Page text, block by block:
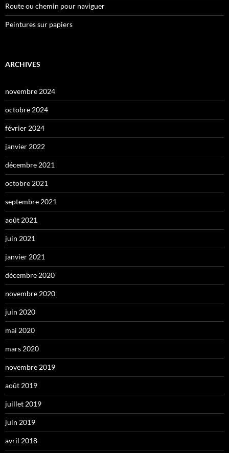
Route ou chemin pour naviguer
Peintures sur papiers
ARCHIVES
novembre 2024
octobre 2024
février 2024
janvier 2022
décembre 2021
octobre 2021
septembre 2021
août 2021
juin 2021
janvier 2021
décembre 2020
novembre 2020
juin 2020
mai 2020
mars 2020
novembre 2019
août 2019
juillet 2019
juin 2019
avril 2018